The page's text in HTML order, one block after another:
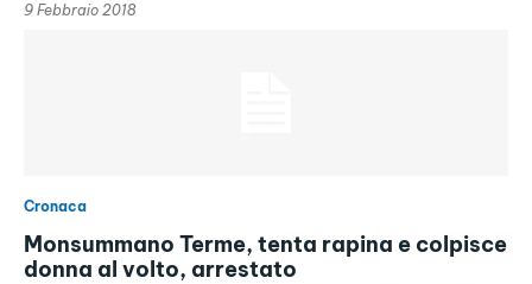
9 Febbraio 2018
Cronaca
Monsummano Terme, tenta rapina e colpisce
donna al volto, arrestato